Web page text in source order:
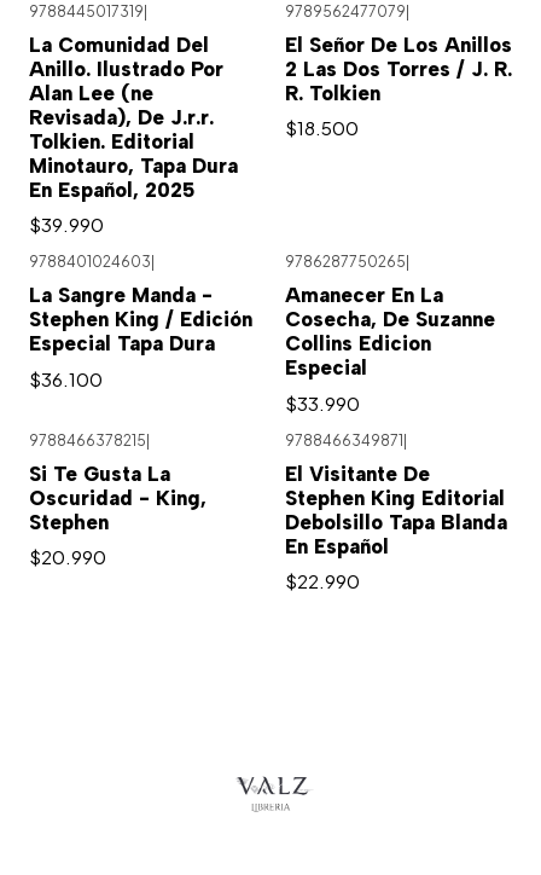
9788445017319
La Comunidad Del
Anillo. Ilustrado Por
Alan Lee (ne
Revisada), De J.r.r.
Tolkien. Editorial
Minotauro, Tapa Dura
En Español, 2025
$39.990
9789562477079
El Señor De Los Anillos
2 Las Dos Torres / J. R.
R. Tolkien
$18.500
9788401024603
La Sangre Manda -
Stephen King / Edición
Especial Tapa Dura
$36.100
9786287750265
Amanecer En La
Cosecha, De Suzanne
Collins Edicion
Especial
$33.990
9788466378215|
Si Te Gusta La
Oscuridad - King,
Stephen
$20.990
9788466349871|
El Visitante De
Stephen King Editorial
Debolsillo Tapa Blanda
En Español
$22.990